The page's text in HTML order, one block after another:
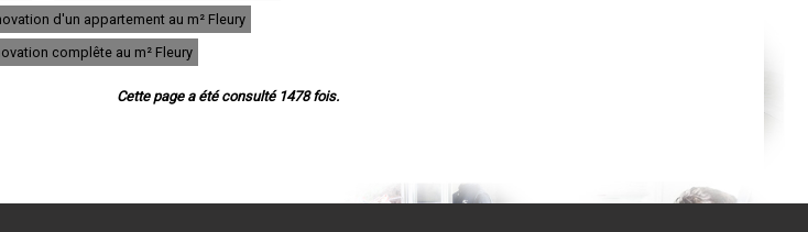
Metz
d'un appartement au m² Fleury
complête au m² Fleury
Cette page a été consulté 1478 fois.
Annecy
Paris